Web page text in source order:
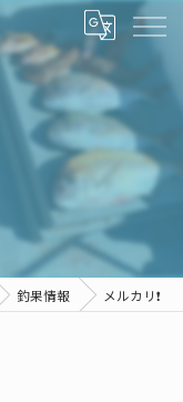
釣果情報 メルカリ❗️